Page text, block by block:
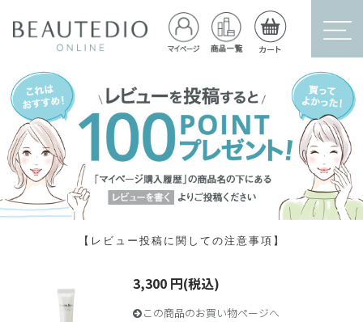
【レビュー投稿に関しての注意事項】
3,300 円(税込)
この商品のお買い物ページへ